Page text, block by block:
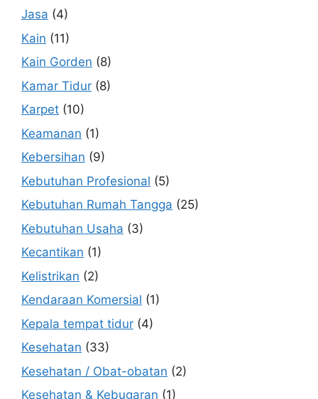
Jasa (4)
Kain (11)
Kain Gorden (8)
Kamar Tidur (8)
Karpet (10)
Keamanan (1)
Kebersihan (9)
Kebutuhan Profesional (5)
Kebutuhan Rumah Tangga (25)
Kebutuhan Usaha (3)
Kecantikan (1)
Kelistrikan (2)
Kendaraan Komersial (1)
Kepala tempat tidur (4)
Kesehatan (33)
Kesehatan / Obat-obatan (2)
Kesehatan & Kebugaran (1)